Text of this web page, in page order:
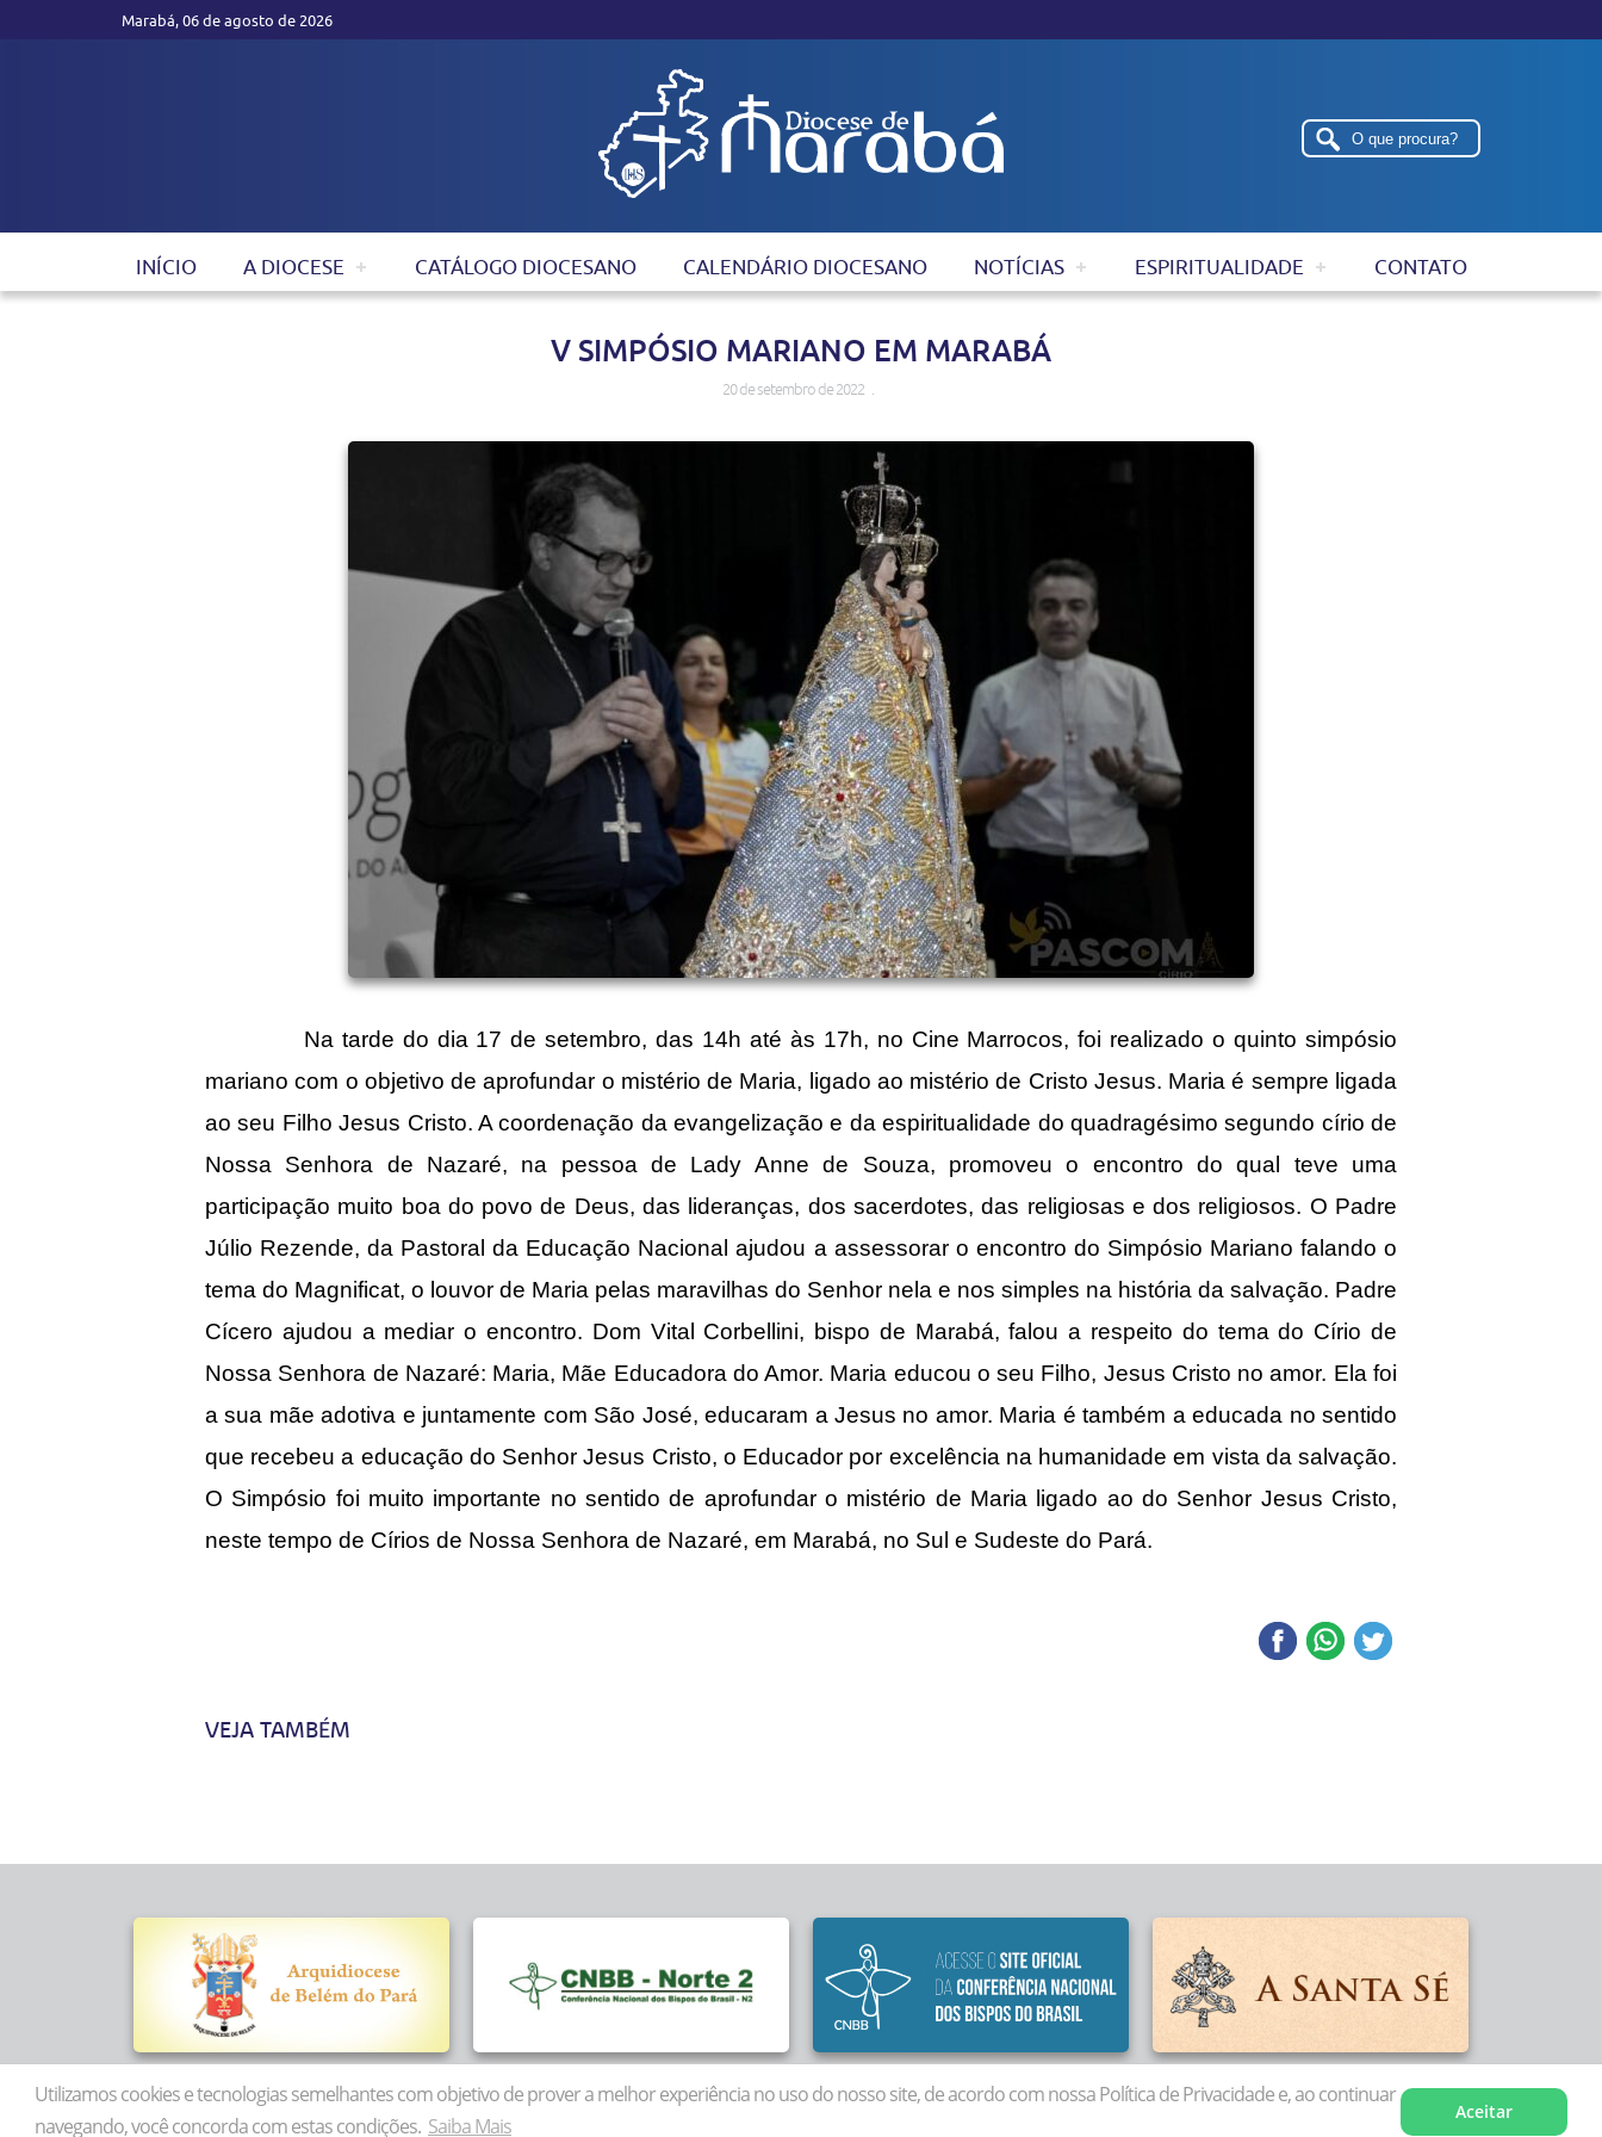
Utilizamos cookies e tecnologias semelhantes com objetivo de prover a melhor experiência no uso do nosso site, de acordo com nossa Política de Privacidade e, ao continuar
navegando, você concorda com estas condições. Saiba Mais
Aceitar
Marabá, 06 de agosto de 2026
INÍCIO A DIOCESE CATÁLOGO DIOCESANO CALENDÁRIO DIOCESANO NOTÍCIAS ESPIRITUALIDADE CONTATO
V SIMPÓSIO MARIANO EM MARABÁ
20 de setembro de 2022 .
Na tarde do dia 17 de setembro, das 14h até às 17h, no Cine Marrocos, foi realizado o quinto simpósio
mariano com o objetivo de aprofundar o mistério de Maria, ligado ao mistério de Cristo Jesus. Maria é sempre ligada
ao seu Filho Jesus Cristo. A coordenação da evangelização e da espiritualidade do quadragésimo segundo círio de
Nossa Senhora de Nazaré, na pessoa de Lady Anne de Souza, promoveu o encontro do qual teve uma
participação muito boa do povo de Deus, das lideranças, dos sacerdotes, das religiosas e dos religiosos. O Padre
Júlio Rezende, da Pastoral da Educação Nacional ajudou a assessorar o encontro do Simpósio Mariano falando o
tema do Magnificat, o louvor de Maria pelas maravilhas do Senhor nela e nos simples na história da salvação. Padre
Cícero ajudou a mediar o encontro. Dom Vital Corbellini, bispo de Marabá, falou a respeito do tema do Círio de
Nossa Senhora de Nazaré: Maria, Mãe Educadora do Amor. Maria educou o seu Filho, Jesus Cristo no amor. Ela foi
a sua mãe adotiva e juntamente com São José, educaram a Jesus no amor. Maria é também a educada no sentido
que recebeu a educação do Senhor Jesus Cristo, o Educador por excelência na humanidade em vista da salvação.
O Simpósio foi muito importante no sentido de aprofundar o mistério de Maria ligado ao do Senhor Jesus Cristo,
neste tempo de Círios de Nossa Senhora de Nazaré, em Marabá, no Sul e Sudeste do Pará.
VEJA TAMBÉM
Todos os direitos reservados a Diocese de Marabá (PA) . Copyright © 2026 . Desenvolvido por